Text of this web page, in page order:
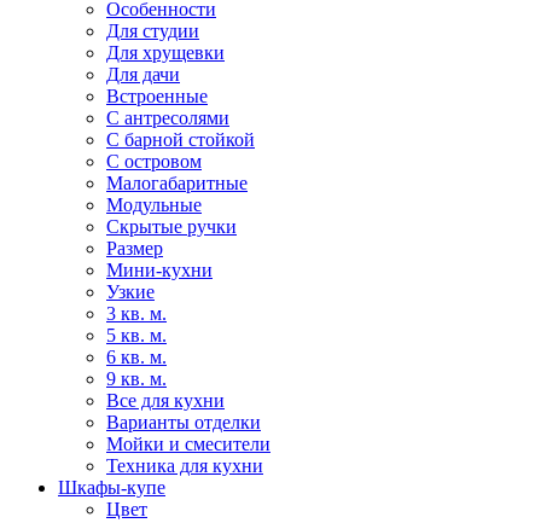
Особенности
Для студии
Для хрущевки
Для дачи
Встроенные
С антресолями
С барной стойкой
С островом
Малогабаритные
Модульные
Скрытые ручки
Размер
Мини-кухни
Узкие
3 кв. м.
5 кв. м.
6 кв. м.
9 кв. м.
Все для кухни
Варианты отделки
Мойки и смесители
Техника для кухни
Шкафы-купе
Цвет